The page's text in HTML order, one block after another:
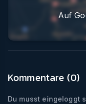
Auf
Kommentare (0)
Du musst eingeloggt